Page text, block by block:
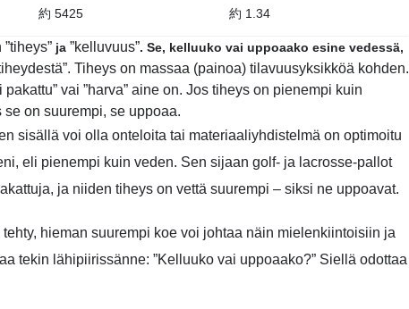
約 5425 約 1.34
ja ”kelluvuus”. Se, kelluuko vai uppoaako esine vedessä,
. Tiheys on massaa (painoa) tilavuusyksikköä kohden.
vai ”harva” aine on. Jos tiheys on pienempi kuin
on suurempi, se uppoaa.
sisällä voi olla onteloita tai materiaaliyhdistelmä on optimoitu
eli pienempi kuin veden. Sen sijaan golf- ja lacrosse-pallot
ja niiden tiheys on vettä suurempi – siksi ne uppoavat.
hieman suurempi koe voi johtaa näin mielenkiintoisiin ja
tekin lähipiirissänne: ”Kelluuko vai uppoaako?” Siellä odottaa